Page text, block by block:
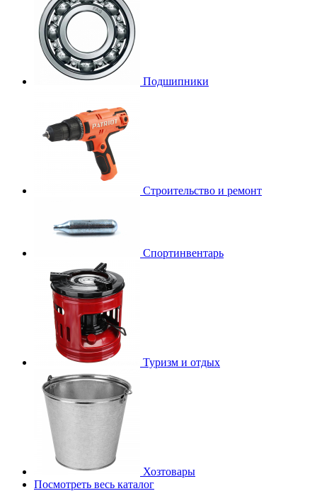
Подшипники
Строительство и ремонт
Спортинвентарь
Туризм и отдых
Хозтовары
Посмотреть весь каталог